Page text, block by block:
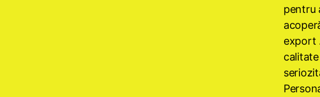
pentru
export